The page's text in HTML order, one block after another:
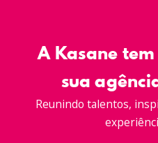
A Kasane
sua
Reunindo talentos,